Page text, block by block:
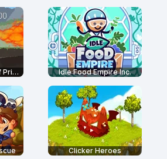
Gragyriss Captor of Princesses Idle Food Empire Inc.
Clicker Heroes